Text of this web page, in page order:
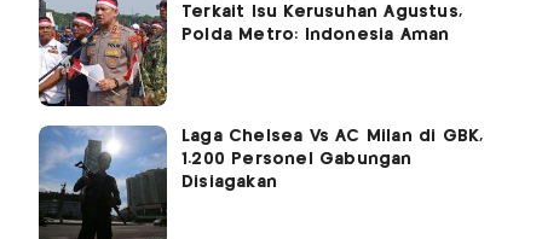
Terkait Isu Kerusuhan Agustus,
Polda Metro: Indonesia Aman
Laga Chelsea Vs AC Milan di GBK,
1.200 Personel Gabungan
Disiagakan